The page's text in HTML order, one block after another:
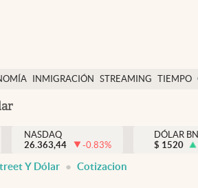
INMIGRACIÓN STREAMING TIEMPO
México
NASDAQ
26.363,44
-0.83%
DÓLAR
$ 1520
Y Dólar Cotizacion